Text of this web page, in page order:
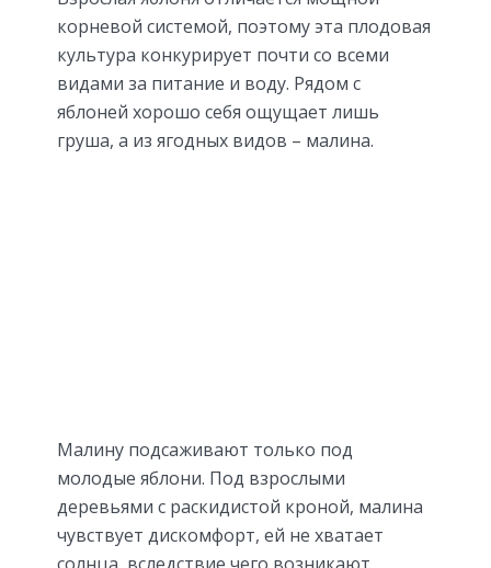
корневой системой, поэтому эта плодовая
культура конкурирует почти со всеми
видами за питание и воду. Рядом с
яблоней хорошо себя ощущает лишь
груша, а из ягодных видов – малина.
Малину подсаживают только под
молодые яблони. Под взрослыми
деревьями с раскидистой кроной, малина
чувствует дискомфорт, ей не хватает